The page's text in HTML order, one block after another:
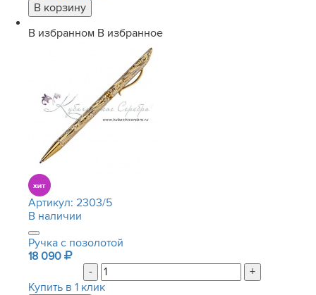
В избранном В избранное
Артикул: 2303/5
В наличии
Ручка с позолотой
18 090
-
+
Купить в 1 клик